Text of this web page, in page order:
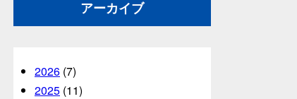
アーカイブ
2026 (7)
2025 (11)